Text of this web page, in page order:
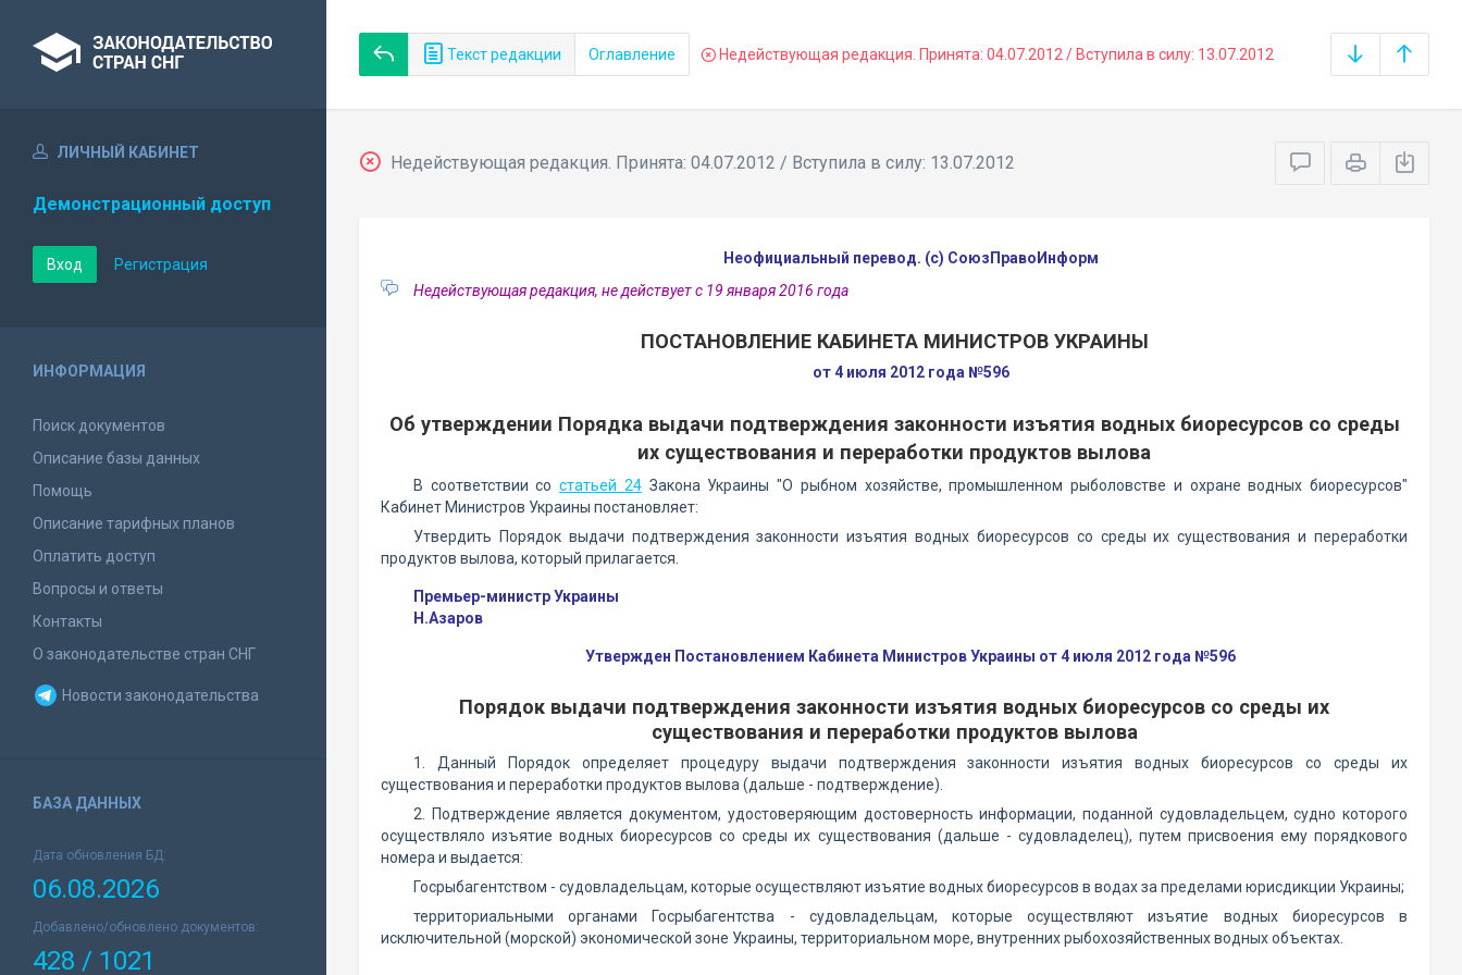
Текст редакции Оглавление Недействующая редакция. Принята: 04.07.2012 / Вступила в силу: 13.07.2012
ЛИЧНЫЙ КАБИНЕТ
Демонстрационный доступ
Вход Регистрация
ИНФОРМАЦИЯ
Поиск документов
Описание базы данных
Помощь
Описание тарифных планов
Оплатить доступ
Вопросы и ответы
Контакты
О законодательстве стран СНГ
Новости законодательства
БАЗА ДАННЫХ
Дата обновления БД:
06.08.2026
Добавлено/обновлено документов:
428 / 1021
Недействующая редакция. Принята: 04.07.2012 / Вступила в силу: 13.07.2012
Неофициальный перевод. (с) СоюзПравоИнформ
Недействующая редакция, не действует с 19 января 2016 года
ПОСТАНОВЛЕНИЕ КАБИНЕТА МИНИСТРОВ УКРАИНЫ
от 4 июля 2012 года №596
Об утверждении Порядка выдачи подтверждения законности изъятия водных биоресурсов со среды
их существования и переработки продуктов вылова
В соответствии состатьей 24Закона Украины "О рыбном хозяйстве, промышленном рыболовстве и охране водных биоресурсов"
Кабинет Министров Украины постановляет:
Утвердить Порядок выдачи подтверждения законности изъятия водных биоресурсов со среды их существования и переработки
продуктов вылова, который прилагается.
Премьер-министр Украины
Н.Азаров
Утвержден Постановлением Кабинета Министров Украины от 4 июля 2012 года №596
Порядок выдачи подтверждения законности изъятия водных биоресурсов со среды их
существования и переработки продуктов вылова
1. Данный Порядок определяет процедуру выдачи подтверждения законности изъятия водных биоресурсов со среды их
существования и переработки продуктов вылова (дальше - подтверждение).
2. Подтверждение является документом, удостоверяющим достоверность информации, поданной судовладельцем, судно которого
осуществляло изъятие водных биоресурсов со среды их существования (дальше - судовладелец), путем присвоения ему порядкового
номера и выдается:
Госрыбагентством - судовладельцам, которые осуществляют изъятие водных биоресурсов в водах за пределами юрисдикции Украины;
территориальными органами Госрыбагентства - судовладельцам, которые осуществляют изъятие водных биоресурсов в
исключительной (морской) экономической зоне Украины, территориальном море, внутренних рыбохозяйственных водных объектах.